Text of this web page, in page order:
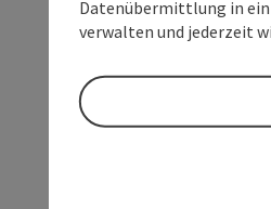
Datenübermittlung in ein
verwalten und jederzeit